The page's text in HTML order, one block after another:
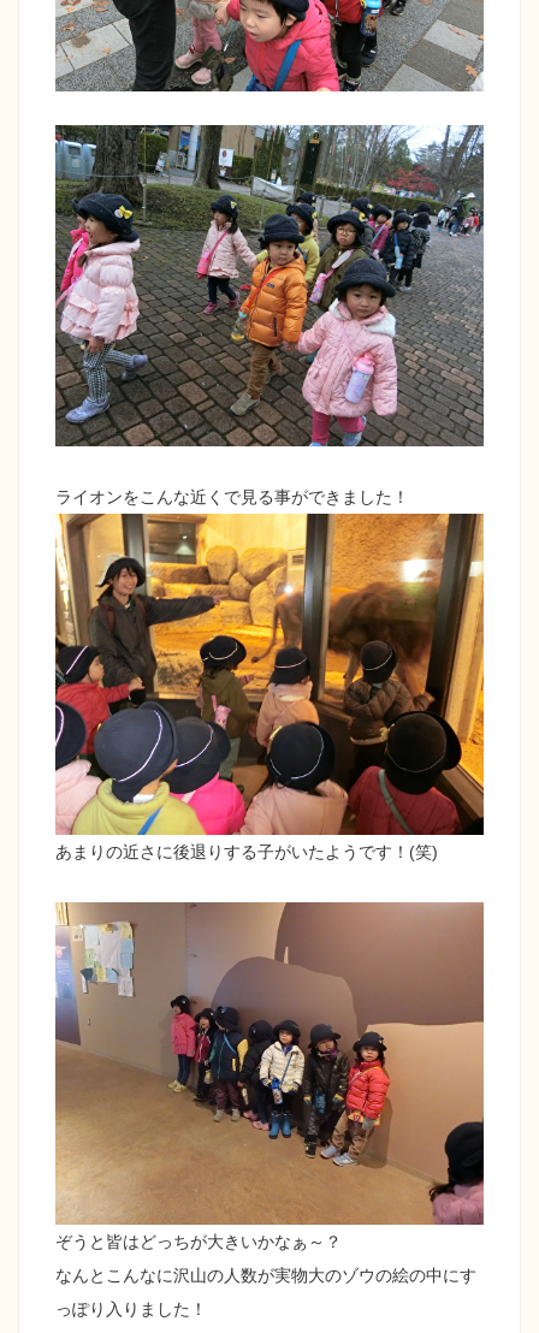
ライオンをこんな近くで見る事ができました！
あまりの近さに後退りする子がいたようです！(笑)
ぞうと皆はどっちが大きいかなぁ～？
なんとこんなに沢山の人数が実物大のゾウの絵の中にす
っぽり入りました！